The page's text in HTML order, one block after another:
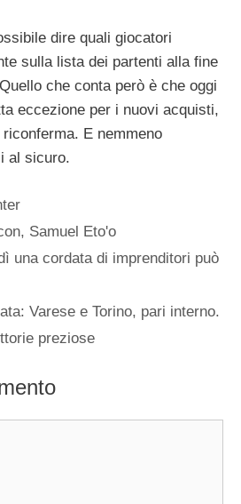
dire quali giocatori
sulla lista dei partenti alla fine
che conta però è che oggi
eccezione per i nuovi acquisti,
E nemmeno
al sicuro.
, Samuel Eto'o
una cordata di imprenditori può
Varese e Torino, pari interno.
preziose